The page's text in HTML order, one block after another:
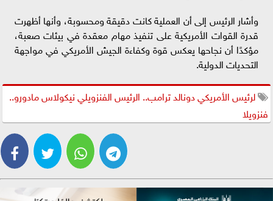
وأشار الرئيس إلى أن العملية كانت دقيقة ومحسوبة، وأنها أظهرت
قدرة القوات الأمريكية على تنفيذ مهام معقدة في بيئات صعبة،
مؤكدًا أن نجاحها يعكس قوة وكفاءة الجيش الأمريكي في مواجهة
التحديات الدولية.
لرئيس الأمريكي دونالد ترامب.. الرئيس الفنزويلي نيكولاس مادورو..
فنزويلا